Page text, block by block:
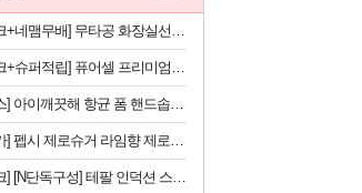
[메가위크+네맴무배] 무타공 화장실선반 접착식 욕실 일자 세면대 선반 정리대
[메가위크+슈퍼적립] 퓨어셀 프리미엄 304 올스텐 이동식 세탁 빨래 바구니 베이직 2단, 1개
[골드박스] 아이깨끗해 항균 폼 핸드솝 순 보송보송 파우더향, 490ml, 3개
[하루특가] 펩시 제로슈거 라임향 제로카페인 무라벨, 300ml, 20개
[메가위크] [N단독구성] 테팔 인덕션 스텐 티타늄 1X 디네토 프라이팬 24CM